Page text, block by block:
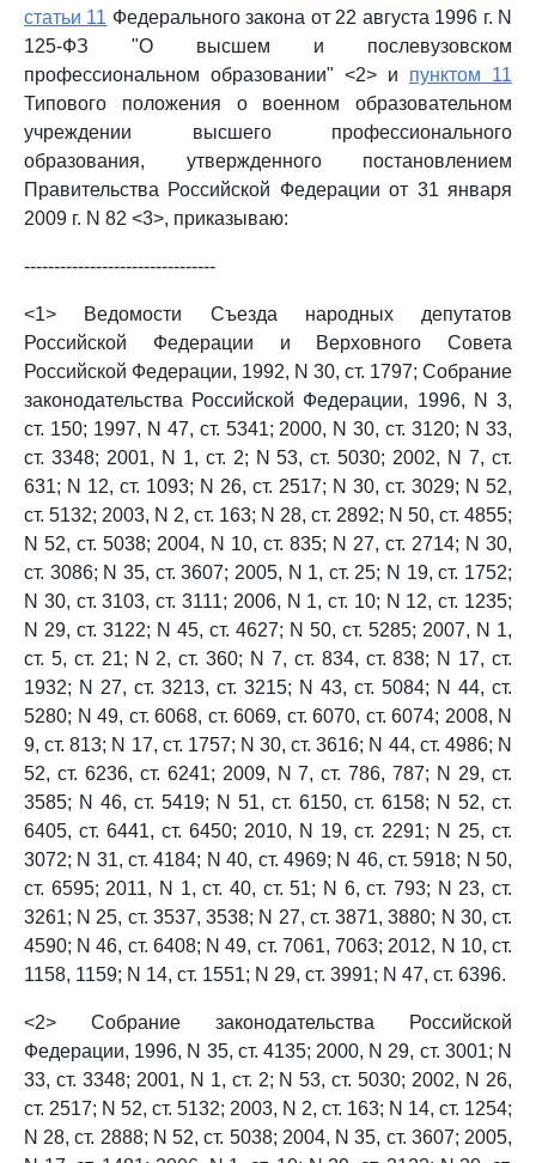
статьи 11 Федерального закона от 22 августа 1996 г. N
125-ФЗ "О высшем и послевузовском
профессиональном образовании" <2> и пунктом 11
Типового положения о военном образовательном
учреждении высшего профессионального
образования, утвержденного постановлением
Правительства Российской Федерации от 31 января
2009 г. N 82 <3>, приказываю:
--------------------------------
<1> Ведомости Съезда народных депутатов
Российской Федерации и Верховного Совета
Российской Федерации, 1992, N 30, ст. 1797; Собрание
законодательства Российской Федерации, 1996, N 3,
ст. 150; 1997, N 47, ст. 5341; 2000, N 30, ст. 3120; N 33,
ст. 3348; 2001, N 1, ст. 2; N 53, ст. 5030; 2002, N 7, ст.
631; N 12, ст. 1093; N 26, ст. 2517; N 30, ст. 3029; N 52,
ст. 5132; 2003, N 2, ст. 163; N 28, ст. 2892; N 50, ст. 4855;
N 52, ст. 5038; 2004, N 10, ст. 835; N 27, ст. 2714; N 30,
ст. 3086; N 35, ст. 3607; 2005, N 1, ст. 25; N 19, ст. 1752;
N 30, ст. 3103, ст. 3111; 2006, N 1, ст. 10; N 12, ст. 1235;
N 29, ст. 3122; N 45, ст. 4627; N 50, ст. 5285; 2007, N 1,
ст. 5, ст. 21; N 2, ст. 360; N 7, ст. 834, ст. 838; N 17, ст.
1932; N 27, ст. 3213, ст. 3215; N 43, ст. 5084; N 44, ст.
5280; N 49, ст. 6068, ст. 6069, ст. 6070, ст. 6074; 2008, N
9, ст. 813; N 17, ст. 1757; N 30, ст. 3616; N 44, ст. 4986; N
52, ст. 6236, ст. 6241; 2009, N 7, ст. 786, 787; N 29, ст.
3585; N 46, ст. 5419; N 51, ст. 6150, ст. 6158; N 52, ст.
6405, ст. 6441, ст. 6450; 2010, N 19, ст. 2291; N 25, ст.
3072; N 31, ст. 4184; N 40, ст. 4969; N 46, ст. 5918; N 50,
ст. 6595; 2011, N 1, ст. 40, ст. 51; N 6, ст. 793; N 23, ст.
3261; N 25, ст. 3537, 3538; N 27, ст. 3871, 3880; N 30, ст.
4590; N 46, ст. 6408; N 49, ст. 7061, 7063; 2012, N 10, ст.
1158, 1159; N 14, ст. 1551; N 29, ст. 3991; N 47, ст. 6396.
<2> Собрание законодательства Российской
Федерации, 1996, N 35, ст. 4135; 2000, N 29, ст. 3001; N
33, ст. 3348; 2001, N 1, ст. 2; N 53, ст. 5030; 2002, N 26,
ст. 2517; N 52, ст. 5132; 2003, N 2, ст. 163; N 14, ст. 1254;
N 28, ст. 2888; N 52, ст. 5038; 2004, N 35, ст. 3607; 2005,